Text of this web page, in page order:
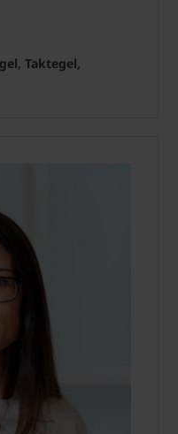
Taktegel,